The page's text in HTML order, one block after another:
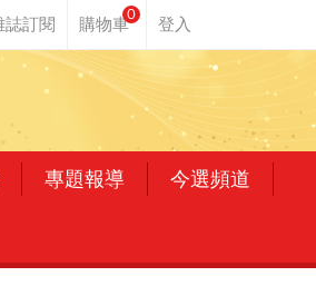
0
專題報導 今選頻道